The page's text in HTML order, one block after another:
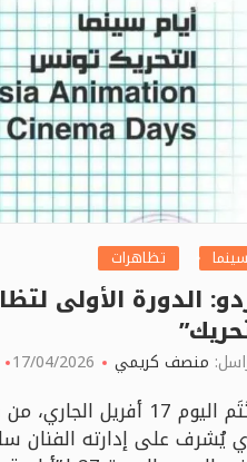
تظاهرات
الدورة الأولى
منصف كريمي 17/04/2026
تُختَتَم اليوم 17 أفريل
يُشرف على إدارته الفنان